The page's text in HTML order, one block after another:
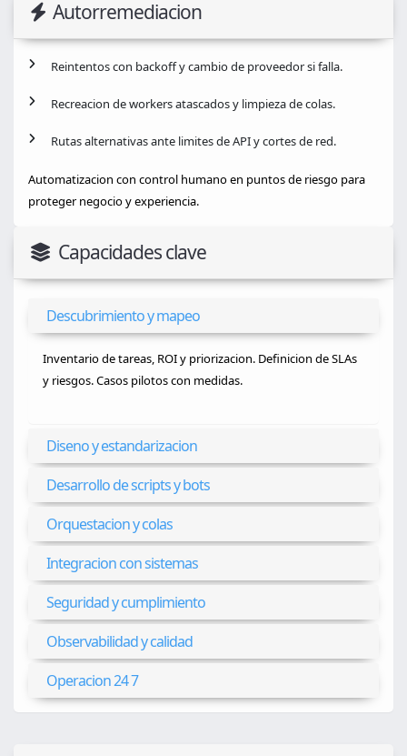
Autorremediacion
Reintentos con backoff y cambio de proveedor si falla.
Recreacion de workers atascados y limpieza de colas.
Rutas alternativas ante limites de API y cortes de red.
Automatizacion con control humano en puntos de riesgo para
proteger negocio y experiencia.
Capacidades clave
Descubrimiento y mapeo
Inventario de tareas, ROI y priorizacion. Definicion de SLAs
y riesgos. Casos pilotos con medidas.
Diseno y estandarizacion
Desarrollo de scripts y bots
Orquestacion y colas
Integracion con sistemas
Seguridad y cumplimiento
Observabilidad y calidad
Operacion 24 7